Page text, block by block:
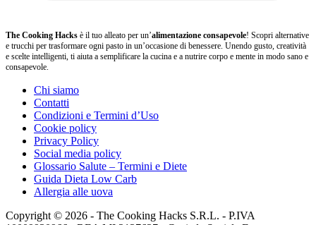
The Cooking Hacks è il tuo alleato per un’alimentazione consapevole! Scopri alternative
e trucchi per trasformare ogni pasto in un’occasione di benessere. Unendo gusto, creatività
e scelte intelligenti, ti aiuta a semplificare la cucina e a nutrire corpo e mente in modo sano e
consapevole.
Chi siamo
Contatti
Condizioni e Termini d’Uso
Cookie policy
Privacy Policy
Social media policy
Glossario Salute – Termini e Diete
Guida Dieta Low Carb
Allergia alle uova
Copyright © 2026 - The Cooking Hacks S.R.L. - P.IVA